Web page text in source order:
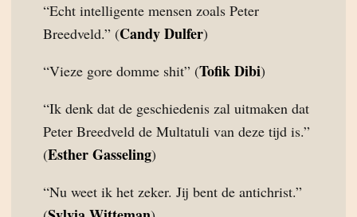
“Echt intelligente mensen zoals Peter
Breedveld.” (Candy Dulfer)
“Vieze gore domme shit” (Tofik Dibi)
“Ik denk dat de geschiedenis zal uitmaken dat
Peter Breedveld de Multatuli van deze tijd is.”
(Esther Gasseling)
“Nu weet ik het zeker. Jij bent de antichrist.”